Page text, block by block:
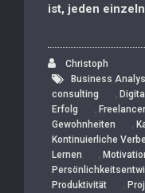
ist, jeden
Christoph
Business
consulting ,
Erfolg , Freelancer
Gewohnheiten ,
Kontinuierliche
Lernen ,
Produktivität ,